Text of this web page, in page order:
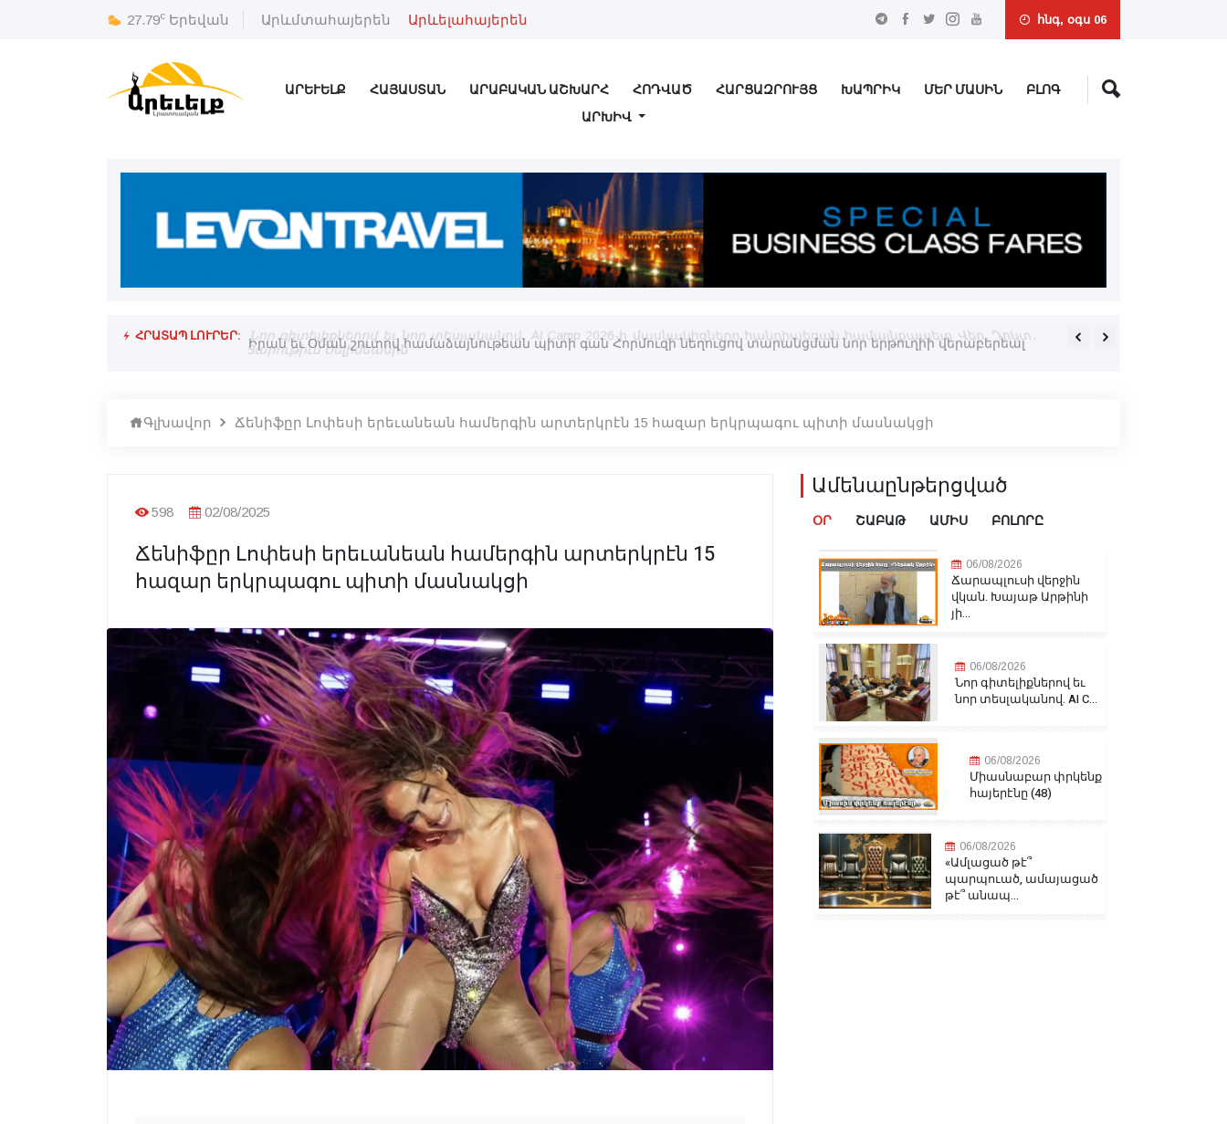
27.79c Երեվան Արևմտահայերեն Արևելահայերեն հնգ, օգս 06
ԱՐԵՒԵԼՔ ՀԱՅԱՍՏԱՆ ԱՐԱԲԱԿԱՆ ԱՇԽԱՐՀ ՀՈԴՎԱԾ ՀԱՐՑԱԶՐՈՒՅՑ ԽԱՊՐԻԿ ՄԵՐ ՄԱՍԻՆ
ԲԼՈԳ
ԱՐԽԻՎ
ՀՐԱՏԱՊ ԼՈՒՐԵՐ:
նոր երթուղիի վերաբերեալ
Նոր գիտելիքներով եւ նոր տեսլականով. AI Camp 2026-ի մասնակիցները հանդիպեցան համայնքապետ Վեր. Դոկտ.
Յարութիւն Սելիմեանին
Սեդրակ Առուստամեանը
Գլխավոր Ճենիֆըր Լոփեսի երեւանեան համերգին արտերկրէն 15 հազար երկրպագու պիտի մասնակցի
598 02/08/2025
Ճենիֆըր Լոփեսի երեւանեան համերգին արտերկրէն 15
հազար երկրպագու պիտի մասնակցի
Ամենաընթերցված
ՕՐ ՇԱԲԱԹ ԱՄԻՍ ԲՈԼՈՐԸ
06/08/2026
Ճարապլուսի վերջին
վկան. Խայաթ Արթինի
յի...
06/08/2026
Նոր գիտելիքներով եւ
նոր տեսլականով. AI C...
06/08/2026
Միասնաբար փրկենք
հայերէնը (48)
06/08/2026
«Ամլացած թէ՞
պարպուած, ամայացած
թէ՞ անապ...